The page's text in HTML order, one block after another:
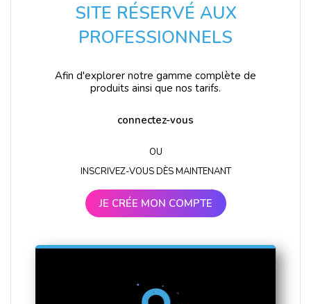
SITE RÉSERVÉ AUX
PROFESSIONNELS
Afin d'explorer notre gamme complète de
produits ainsi que nos tarifs.
connectez-vous
OU
INSCRIVEZ-VOUS DÈS MAINTENANT
JE CRÉE MON COMPTE